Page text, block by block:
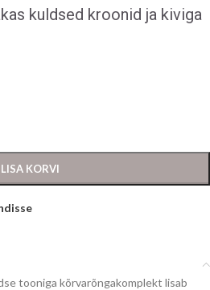
kuldsed kroonid ja kiviga
LISA KORVI
tooniga kõrvarõngakomplekt lisab